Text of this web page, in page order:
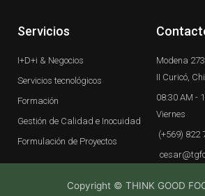
Servicios
I+D+i & Negocios
Servicios tecnológicos
Formación
Gestión de Calidad e Inocuidad
Formulación de Proyectos
Modena
II Curicó,
08:30 AM -
Viernes
(+569) 822
Copyright © THINK GOOD